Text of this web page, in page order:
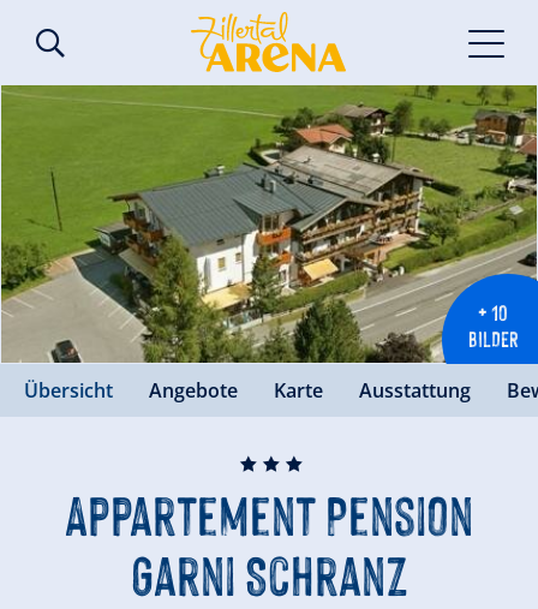
+ 10
BILDER
Übersicht Angebote Karte Ausstattung
🞙 🞙 🞙
Appartement Pension
Garni Schranz